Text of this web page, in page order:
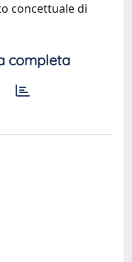
concettuale di
completa